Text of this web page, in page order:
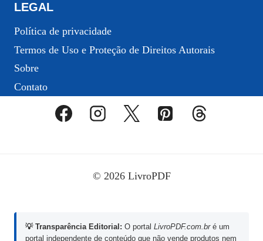
LEGAL
Política de privacidade
Termos de Uso e Proteção de Direitos Autorais
Sobre
Contato
© 2026 LivroPDF
💡 Transparência Editorial: O portal LivroPDF.com.bré um
portal independente de conteúdo que não vende produtos nem